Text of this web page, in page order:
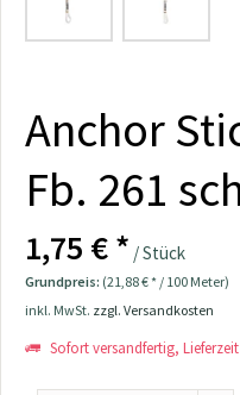
Anchor
Fb. 261
1,75 € * / Stück
Grundpreis: (21,88 € * / 100 Meter)
inkl. MwSt. zzgl. Versandkosten
Sofort versandfertig,